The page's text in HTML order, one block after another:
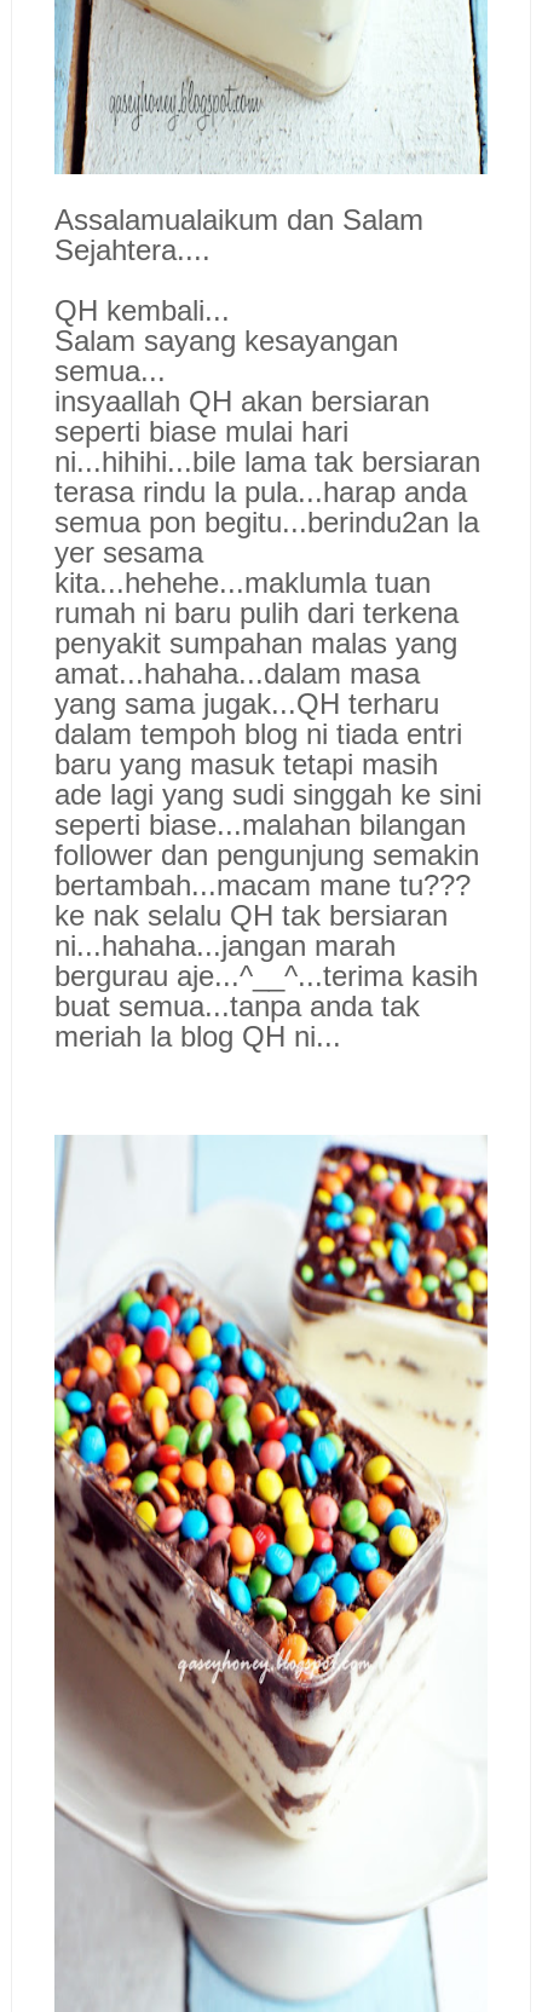
Assalamualaikum dan Salam
Sejahtera....
QH kembali...
Salam sayang kesayangan
semua...
insyaallah QH akan bersiaran
seperti biase mulai hari
ni...hihihi...bile lama tak bersiaran
terasa rindu la pula...harap anda
semua pon begitu...berindu2an la
yer sesama
kita...hehehe...maklumla tuan
rumah ni baru pulih dari terkena
penyakit sumpahan malas yang
amat...hahaha...dalam masa
yang sama jugak...QH terharu
dalam tempoh blog ni tiada entri
baru yang masuk tetapi masih
ade lagi yang sudi singgah ke sini
seperti biase...malahan bilangan
follower dan pengunjung semakin
bertambah...macam mane tu???
ke nak selalu QH tak bersiaran
ni...hahaha...jangan marah
bergurau aje...^__^...terima kasih
buat semua...tanpa anda tak
meriah la blog QH ni...